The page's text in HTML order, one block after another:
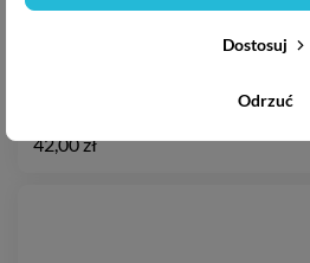
42,00 zł
Odrzuć
Dostosuj